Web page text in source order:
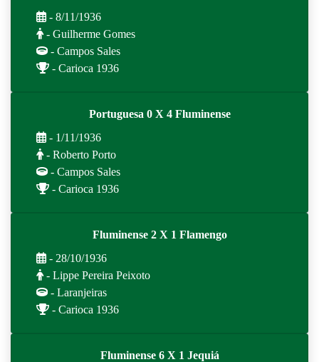
- 8/11/1936
- Guilherme Gomes
- Campos Sales
- Carioca 1936
Portuguesa 0 X 4 Fluminense
- 1/11/1936
- Roberto Porto
- Campos Sales
- Carioca 1936
Fluminense 2 X 1 Flamengo
- 28/10/1936
- Lippe Pereira Peixoto
- Laranjeiras
- Carioca 1936
Fluminense 6 X 1 Jequiá